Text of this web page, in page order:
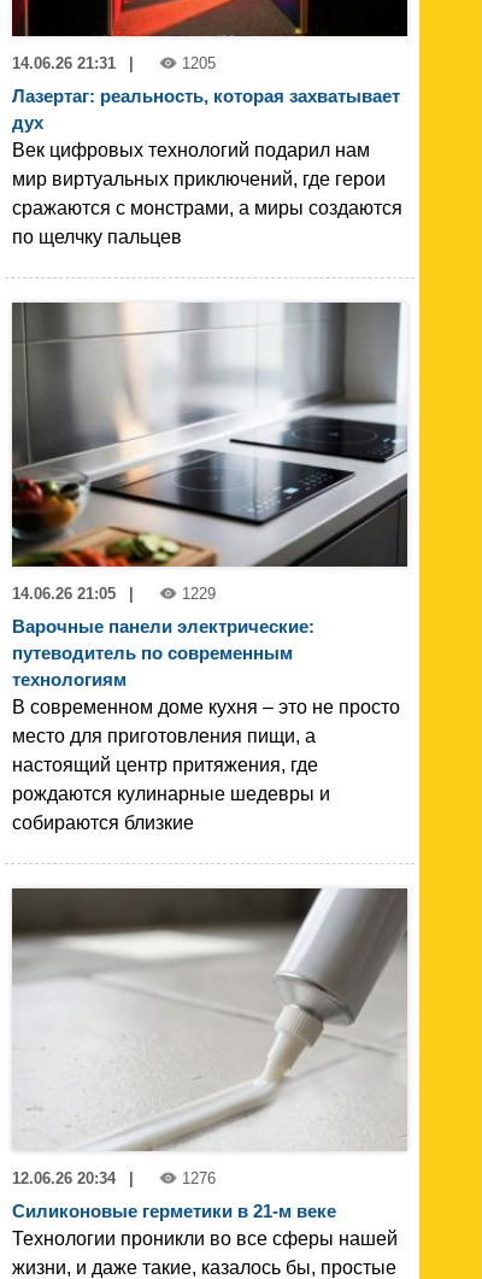
14.06.26 21:31 1205
Лазертаг: реальность, которая захватывает
дух
Век цифровых технологий подарил нам
мир виртуальных приключений, где герои
сражаются с монстрами, а миры создаются
по щелчку пальцев
14.06.26 21:05 1229
Варочные панели электрические:
путеводитель по современным
технологиям
В современном доме кухня – это не просто
место для приготовления пищи, а
настоящий центр притяжения, где
рождаются кулинарные шедевры и
собираются близкие
12.06.26 20:34 1276
Силиконовые герметики в 21-м веке
Технологии проникли во все сферы нашей
жизни, и даже такие, казалось бы, простые